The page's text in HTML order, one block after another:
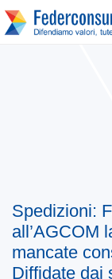
Spedizioni:
all’AGCOM
mancate
Diffidate dai